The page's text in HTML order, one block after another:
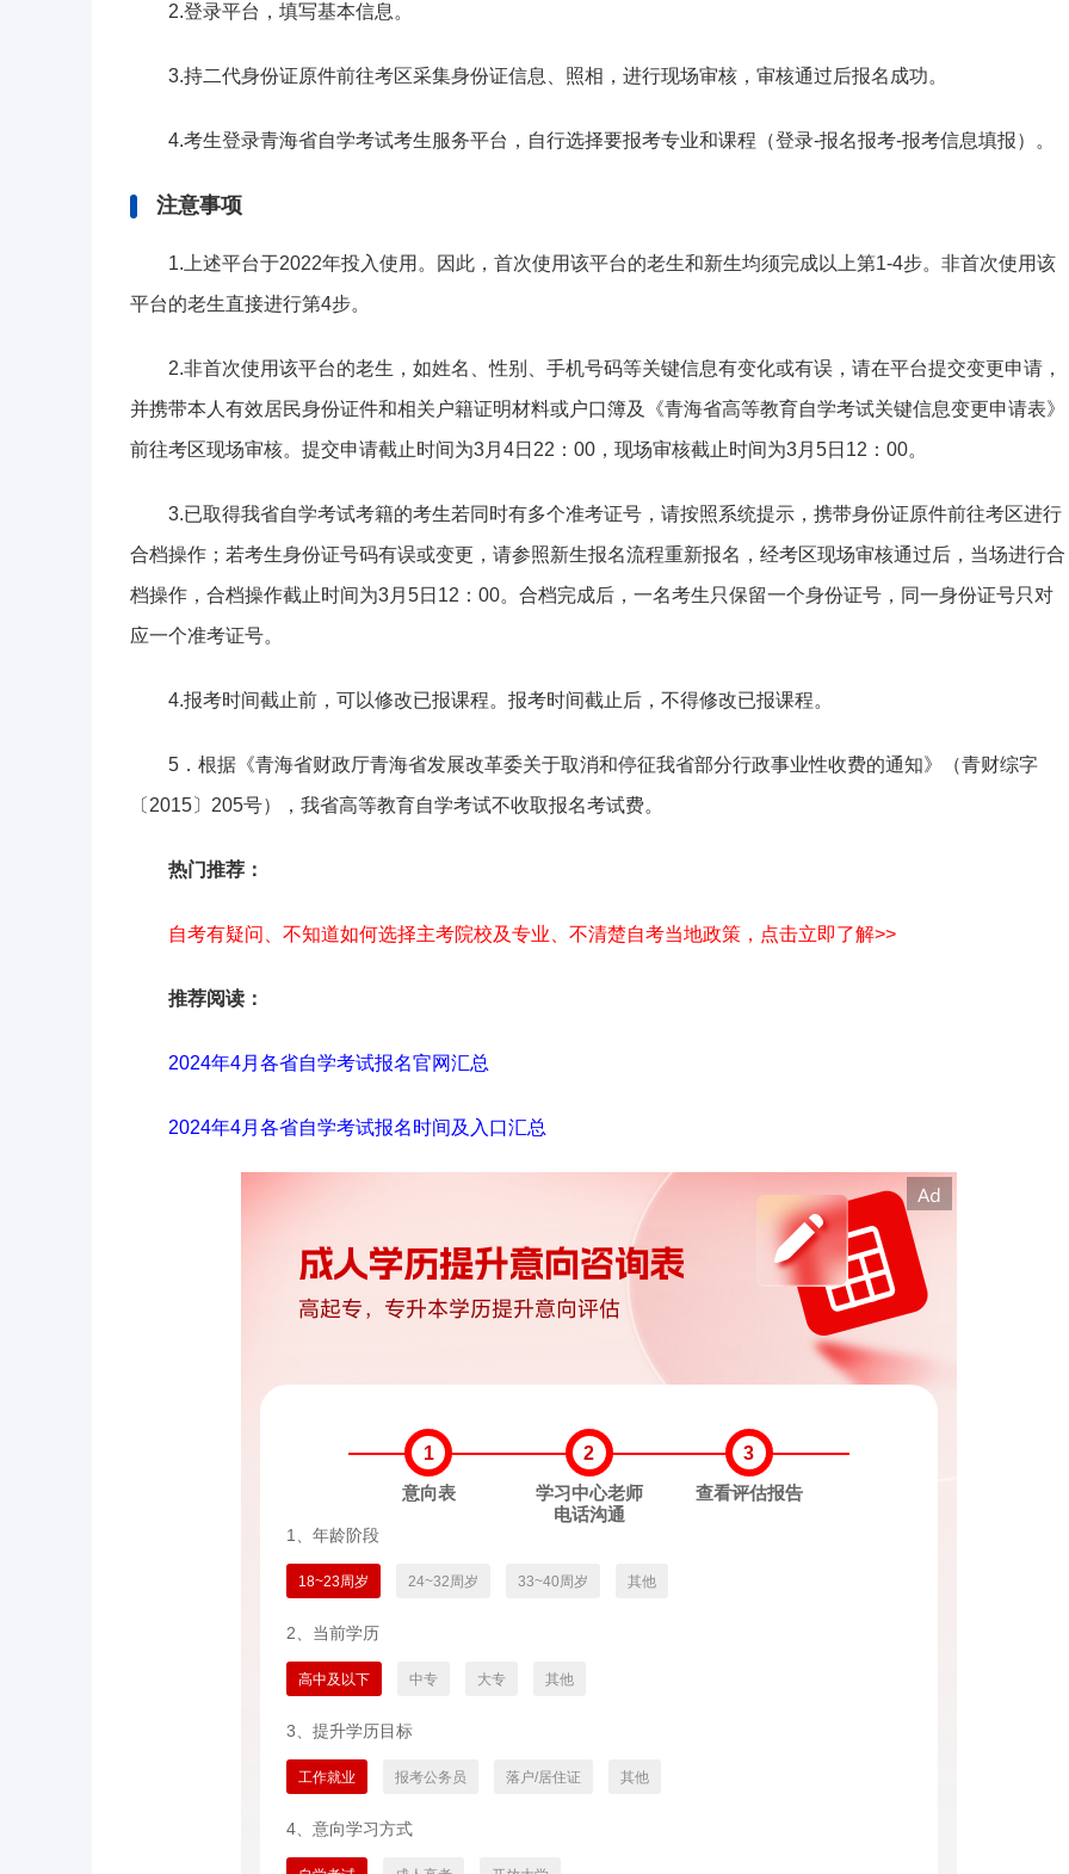
2.登录平台，填写基本信息。
3.持二代身份证原件前往考区采集身份证信息、照相，进行现场审核，审核通过后报名成功。
4.考生登录青海省自学考试考生服务平台，自行选择要报考专业和课程（登录-报名报考-报考信息填报）。
注意事项
1.上述平台于2022年投入使用。因此，首次使用该平台的老生和新生均须完成以上第1-4步。非首次使用该
平台的老生直接进行第4步。
2.非首次使用该平台的老生，如姓名、性别、手机号码等关键信息有变化或有误，请在平台提交变更申请，
并携带本人有效居民身份证件和相关户籍证明材料或户口簿及《青海省高等教育自学考试关键信息变更申请表》
前往考区现场审核。提交申请截止时间为3月4日22：00，现场审核截止时间为3月5日12：00。
3.已取得我省自学考试考籍的考生若同时有多个准考证号，请按照系统提示，携带身份证原件前往考区进行
合档操作；若考生身份证号码有误或变更，请参照新生报名流程重新报名，经考区现场审核通过后，当场进行合
档操作，合档操作截止时间为3月5日12：00。合档完成后，一名考生只保留一个身份证号，同一身份证号只对
应一个准考证号。
4.报考时间截止前，可以修改已报课程。报考时间截止后，不得修改已报课程。
5．根据《青海省财政厅青海省发展改革委关于取消和停征我省部分行政事业性收费的通知》（青财综字
〔2015〕205号），我省高等教育自学考试不收取报名考试费。
热门推荐：
自考有疑问、不知道如何选择主考院校及专业、不清楚自考当地政策，点击立即了解>>
推荐阅读：
2024年4月各省自学考试报名官网汇总
2024年4月各省自学考试报名时间及入口汇总
1
意向表
2
学习中心老师
电话沟通
3
查看评估报告
1、年龄阶段
18~23周岁 24~32周岁 33~40周岁 其他
2、当前学历
高中及以下 中专 大专 其他
3、提升学历目标
工作就业 报考公务员 落户/居住证 其他
4、意向学习方式